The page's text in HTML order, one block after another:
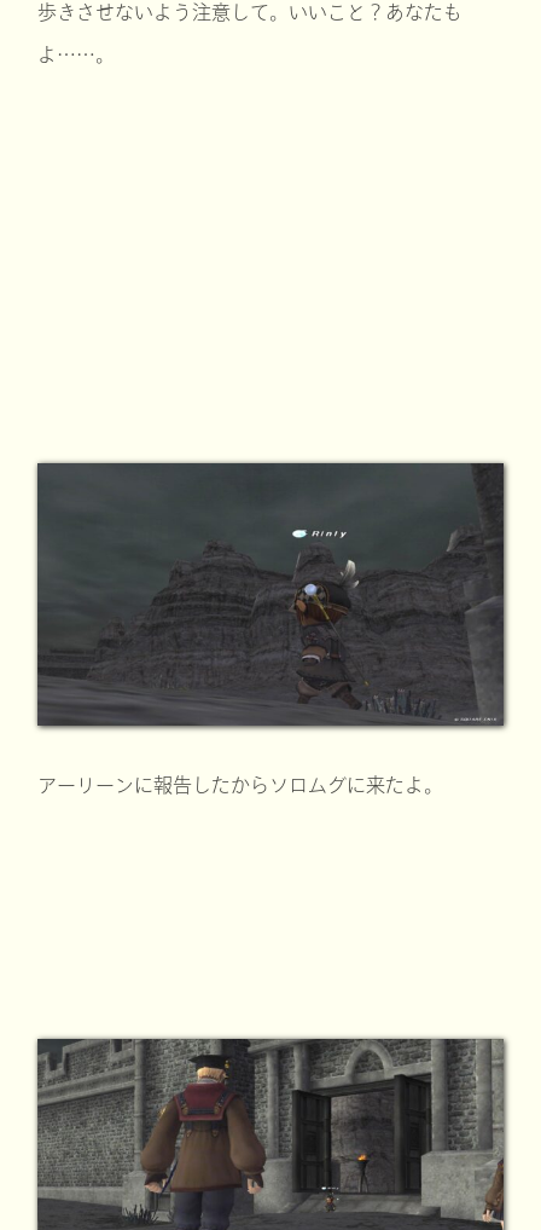
歩きさせないよう注意して。いいこと？あなたも
よ……。
アーリーンに報告したからソロムグに来たよ。